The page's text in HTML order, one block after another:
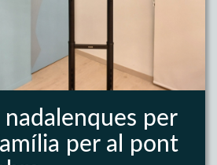
per
per al pont